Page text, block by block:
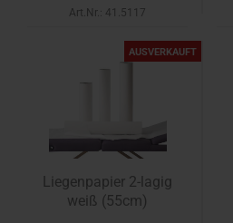
Art.Nr.: 41.5117
AUSVERKAUFT
Liegenpapier 2-lagig
weiß (55cm)